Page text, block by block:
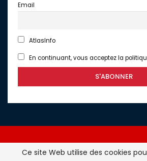
Email
AtlasInfo
En continuant, vous acceptez la
Ce site Web utilise des cookies